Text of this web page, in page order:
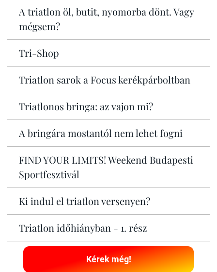
A triatlon öl, butit, nyomorba dönt. Vagy
mégsem?
Tri-Shop
Triatlon sarok a Focus kerékpárboltban
Triatlonos bringa: az vajon mi?
A bringára mostantól nem lehet fogni
FIND YOUR LIMITS! Weekend Budapesti
Sportfesztivál
Ki indul el triatlon versenyen?
Triatlon időhiányban - 1. rész
Kérek még!